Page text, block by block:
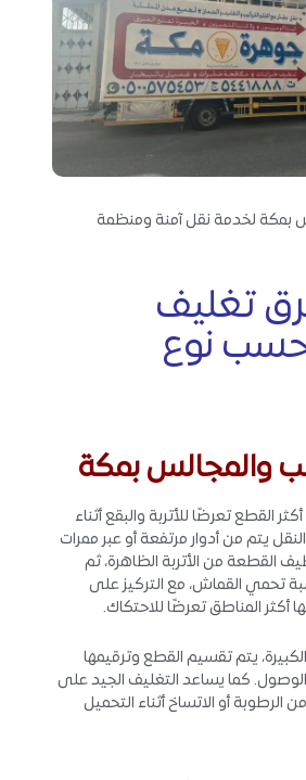
بمكة لخدمة نقل آمنة ومنظمة
تغليف
نوع
والمجالس بمكة
القطع تعرضًا للأتربة والبقع أثناء
يتم من أدوار مرتفعة أو عبر ممرات
القطعة من الأتربة الظاهرة، ثم
تحمي القماش، مع التركيز على
أكثر المناطق تعرضًا للاحتكاك.
يتم تقسيم القطع وترقيمها
كما يساعد التغليف الجيد على
الرطوبة أو الاتساخ أثناء التحميل